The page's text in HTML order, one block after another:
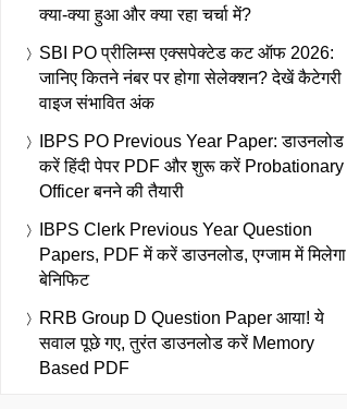
क्या-क्या हुआ और क्या रहा चर्चा में?
SBI PO प्रीलिम्स एक्सपेक्टेड कट ऑफ 2026:
जानिए कितने नंबर पर होगा सेलेक्शन? देखें कैटेगरी
वाइज संभावित अंक
IBPS PO Previous Year Paper: डाउनलोड
करें हिंदी पेपर PDF और शुरू करें Probationary
Officer बनने की तैयारी
IBPS Clerk Previous Year Question
Papers, PDF में करें डाउनलोड, एग्जाम में मिलेगा
बेनिफिट
RRB Group D Question Paper आया! ये
सवाल पूछे गए, तुरंत डाउनलोड करें Memory
Based PDF